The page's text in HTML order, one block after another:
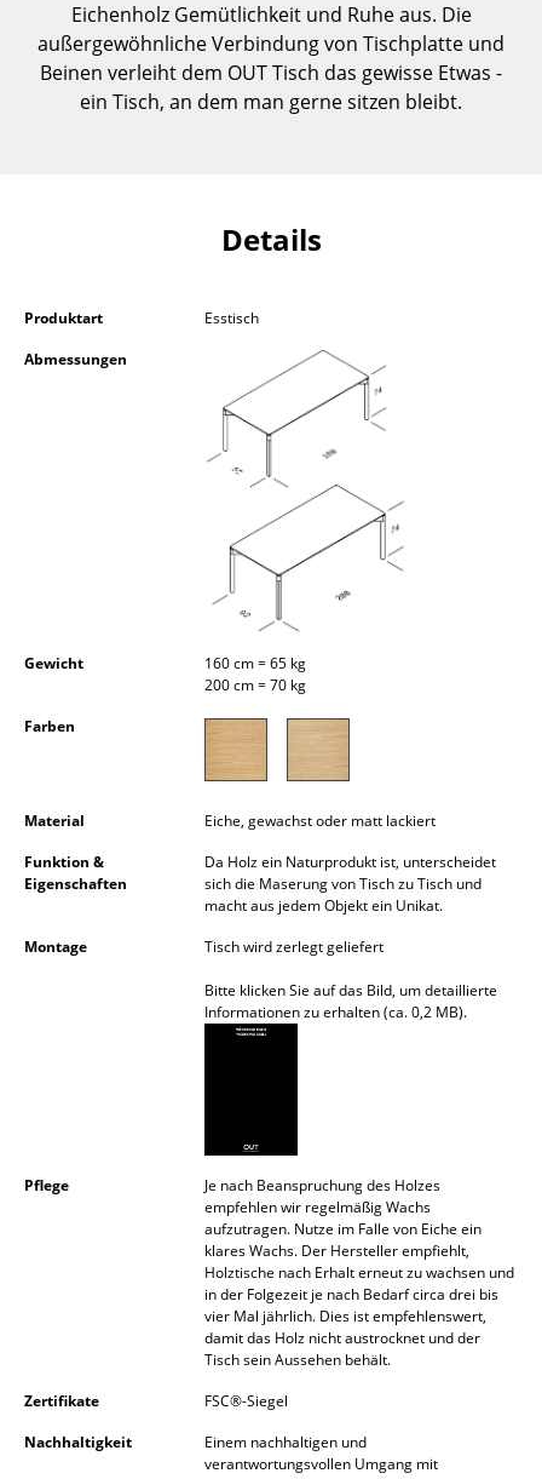
Regale & Schränke
Bücherregale
Barmöbel
Garderoben
Kleinaufbewahrung
... alle Aufbewahrungsmöbel
Hängeleuchten & Deckenleuchten
Tischleuchten
Schreibtischleuchten
Stehleuchten & Leseleuchten
Bodenleuchten
Wandleuchten
Outdoor-Leuchten
Akkuleuchten
Nachttische & Bettzubehör
Accessoires
Eichenholz Gemütlichkeit und Ruhe aus. Die
außergewöhnliche Verbindung von Tischplatte und
Beinen verleiht dem OUT Tisch das gewisse Etwas -
ein Tisch, an dem man gerne sitzen bleibt.
Details
Produktart
Esstisch
Abmessungen
Gewicht
160 cm = 65 kg
200 cm = 70 kg
Farben
Material
Eiche, gewachst oder matt lackiert
Funktion &
Eigenschaften
Da Holz ein Naturprodukt ist, unterscheidet
sich die Maserung von Tisch zu Tisch und
macht aus jedem Objekt ein Unikat.
Montage
Tisch wird zerlegt geliefert
Bitte klicken Sie auf das Bild, um detaillierte
Informationen zu erhalten (ca. 0,2 MB).
Pflege
Je nach Beanspruchung des Holzes
empfehlen wir regelmäßig Wachs
aufzutragen. Nutze im Falle von Eiche ein
klares Wachs. Der Hersteller empfiehlt,
Holztische nach Erhalt erneut zu wachsen und
in der Folgezeit je nach Bedarf circa drei bis
vier Mal jährlich. Dies ist empfehlenswert,
damit das Holz nicht austrocknet und der
Tisch sein Aussehen behält.
Zertifikate
FSC®-Siegel
Nachhaltigkeit
Einem nachhaltigen und
verantwortungsvollen Umgang mit